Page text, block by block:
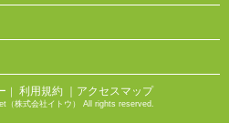
｜ 利用規約 ｜アクセスマップ
（株式会社イトウ） All rights reserved.